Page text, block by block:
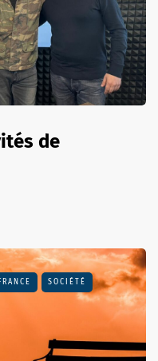
de
SOCIÉTÉ